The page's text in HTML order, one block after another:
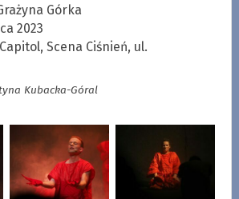
Górka
2023
Scena Ciśnień, ul.
Kubacka-Góral